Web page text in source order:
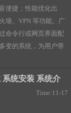
便捷；性能优化出
墙、VPN 等功能。广
命令行或网页界面配
变的系统，为用户带
统安装 系统介
Time:11-17